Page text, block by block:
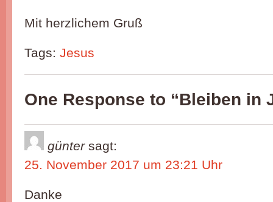
Mit herzlichem Gruß
Tags: Jesus
One Response to “Bleiben in
günter sagt:
25. November 2017 um 23:21 Uhr
Danke